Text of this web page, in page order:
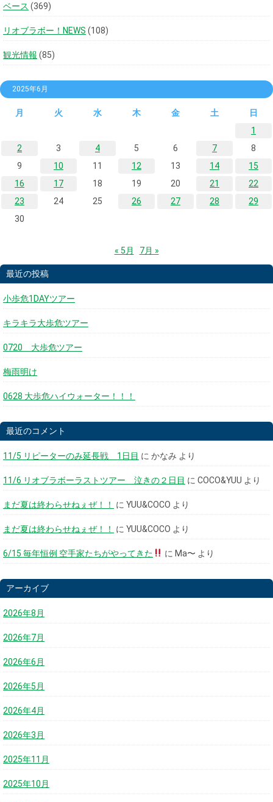
ベース (369)
リオブラボー！NEWS (108)
観光情報 (85)
2025年6月
月 火 水 木 金 土
日
1
2
3 4 5 6 7
8
9
10 11 12 13 14
15
16
17 18 19 20 21
22
23
24 25 26 27 28
29
30
« 5月 7月 »
最近の投稿
小歩危1DAYツアー
キラキラ大歩危ツアー
0720 大歩危ツアー
梅雨明け
0628 大歩危ハイウォーター！！！
最近のコメント
11/5 リピーターのみ延長戦 1日目 に かなみ より
11/6 リオブラボーラストツアー 泣きの２日目 に COCO&YUU より
まだ夏は終わらせねぇぜ！！ に YUU&COCO より
まだ夏は終わらせねぇぜ！！ に YUU&COCO より
6/15 毎年恒例 空手家たちがやってきた に Ma〜 より
アーカイブ
2026年8月
2026年7月
2026年6月
2026年5月
2026年4月
2026年3月
2025年11月
2025年10月